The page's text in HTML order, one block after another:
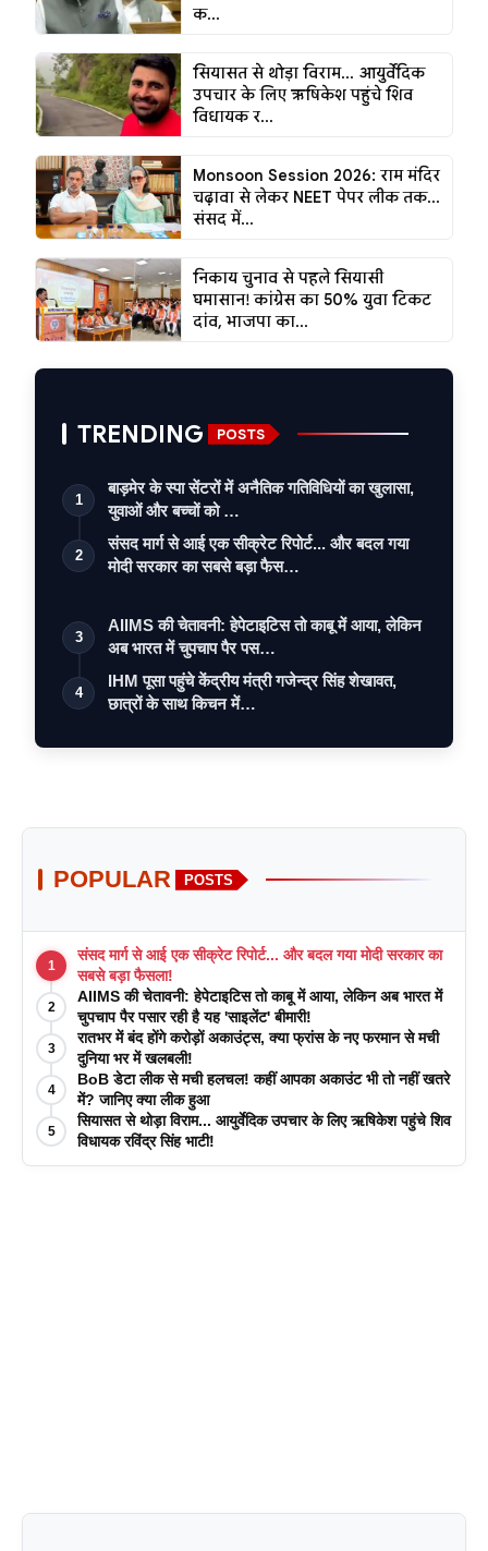
क...
सियासत से थोड़ा विराम... आयुर्वेदिक
उपचार के लिए ऋषिकेश पहुंचे शिव
विधायक र...
Monsoon Session 2026: राम मंदिर
चढ़ावा से लेकर NEET पेपर लीक तक...
संसद में...
निकाय चुनाव से पहले सियासी
घमासान! कांग्रेस का 50% युवा टिकट
दांव, भाजपा का...
TRENDING POSTS
1
बाड़मेर के स्पा सेंटरों में अनैतिक गतिविधियों का खुलासा,
युवाओं और बच्चों को …
2
संसद मार्ग से आई एक सीक्रेट रिपोर्ट... और बदल गया
मोदी सरकार का सबसे बड़ा फैस…
3
AIIMS की चेतावनी: हेपेटाइटिस तो काबू में आया, लेकिन
अब भारत में चुपचाप पैर पस…
4
IHM पूसा पहुंचे केंद्रीय मंत्री गजेन्द्र सिंह शेखावत,
छात्रों के साथ किचन में…
POPULAR POSTS
1
संसद मार्ग से आई एक सीक्रेट रिपोर्ट... और बदल गया मोदी सरकार का
सबसे बड़ा फैसला!
2
AIIMS की चेतावनी: हेपेटाइटिस तो काबू में आया, लेकिन अब भारत में
चुपचाप पैर पसार रही है यह 'साइलेंट' बीमारी!
3
रातभर में बंद होंगे करोड़ों अकाउंट्स, क्या फ्रांस के नए फरमान से मची
दुनिया भर में खलबली!
4
BoB डेटा लीक से मची हलचल! कहीं आपका अकाउंट भी तो नहीं खतरे
में? जानिए क्या लीक हुआ
5
सियासत से थोड़ा विराम... आयुर्वेदिक उपचार के लिए ऋषिकेश पहुंचे शिव
विधायक रविंद्र सिंह भाटी!